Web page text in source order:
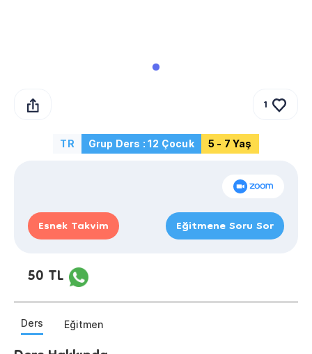
1
TR Grup Ders : 12 Çocuk 5 - 7 Yaş
Esnek Takvim Eğitmene Soru Sor
50 TL
Ders Eğitmen